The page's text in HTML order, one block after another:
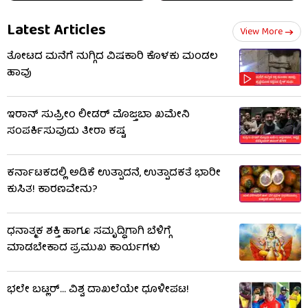
Latest Articles View More
ತೋಟದ ಮನೆಗೆ ನುಗ್ಗಿದ ವಿಷಕಾರಿ ಕೊಳಕು ಮಂಡಲ
ಹಾವು
ಇರಾನ್ ಸುಪ್ರೀಂ ಲೀಡರ್ ಮೊಜ್ತಬಾ ಖಮೇನಿ
ಸಂಪರ್ಕಿಸುವುದು ತೀರಾ ಕಷ್ಟ
ಕರ್ನಾಟಕದಲ್ಲಿ ಅಡಿಕೆ ಉತ್ಪಾದನೆ, ಉತ್ಪಾದಕತೆ ಭಾರೀ
ಕುಸಿತ! ಕಾರಣವೇನು?
ಧನಾತ್ಮಕ ಶಕ್ತಿ ಹಾಗೂ ಸಮೃದ್ಧಿಗಾಗಿ ಬೆಳಿಗ್ಗೆ
ಮಾಡಬೇಕಾದ ಪ್ರಮುಖ ಕಾರ್ಯಗಳು
ಭಲೇ ಬಟ್ಲರ್... ವಿಶ್ವ ದಾಖಲೆಯೇ ಧೂಳೀಪಟ!